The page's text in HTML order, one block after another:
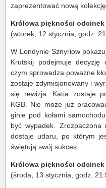
zaprezentować nową
Królowa piękności odcinek
(wtorek, 12 stycznia, godz.
W Londynie Sznyriow
Krutskij podejmuje decyzję
czym sprowadza poważne
zostaje zdymisjonowany i
się rewizja. Katia zostaje
KGB. Nie może już
ginie pod kołami
być wypadek.
dostaje udaru, po którym
świętują swój sukces.
Królowa piękności odcinek
(środa, 13 stycznia, godz.